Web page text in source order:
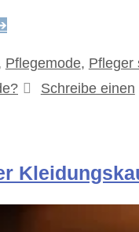
Pflegemode, Pfleger
Schreibe einen